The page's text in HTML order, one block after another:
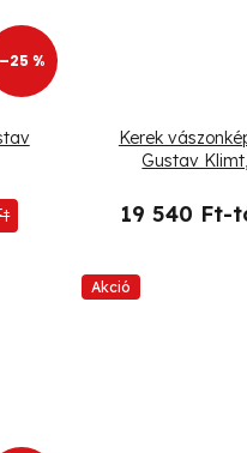
–25 %
Kerek
Gustav
19 540 Ft-
Akció